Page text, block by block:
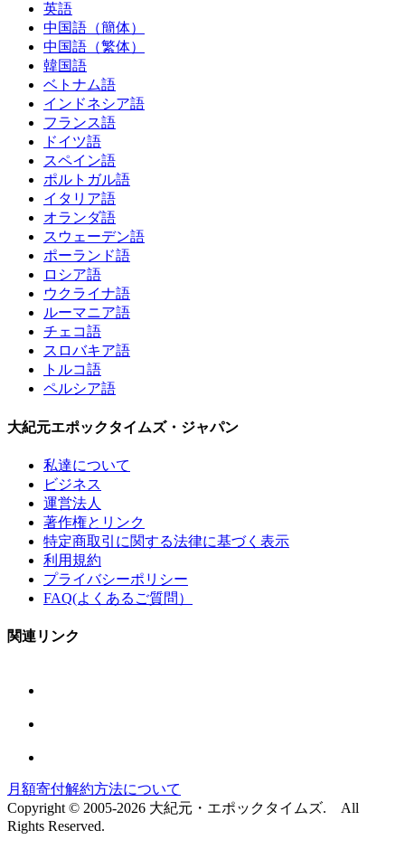
英語
中国語（簡体）
中国語（繁体）
韓国語
ベトナム語
インドネシア語
フランス語
ドイツ語
スペイン語
ポルトガル語
イタリア語
オランダ語
スウェーデン語
ポーランド語
ロシア語
ウクライナ語
ルーマニア語
チェコ語
スロバキア語
トルコ語
ペルシア語
大紀元エポックタイムズ・ジャパン
私達について
ビジネス
運営法人
著作権とリンク
特定商取引に関する法律に基づく表示
利用規約
プライバシーポリシー
FAQ(よくあるご質問）
関連リンク
月額寄付解約方法について
Copyright © 2005-2026 大紀元・エポックタイムズ. All
Rights Reserved.